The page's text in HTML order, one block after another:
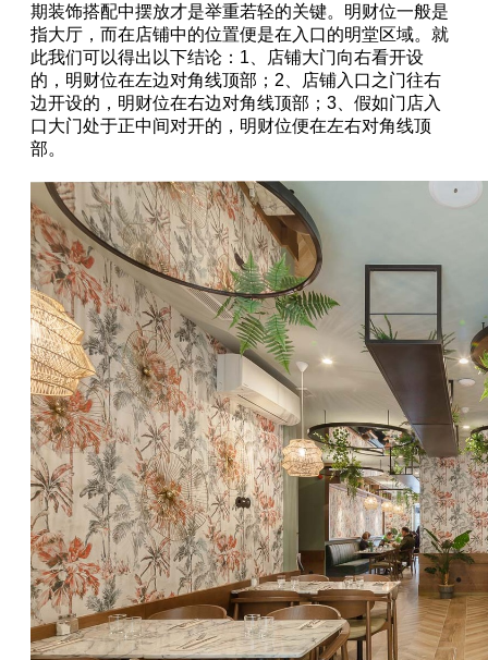
期装饰搭配中摆放才是举重若轻的关键。明财位一般是
指大厅，而在店铺中的位置便是在入口的明堂区域。就
此我们可以得出以下结论：1、店铺大门向右看开设
的，明财位在左边对角线顶部；2、店铺入口之门往右
边开设的，明财位在右边对角线顶部；3、假如门店入
口大门处于正中间对开的，明财位便在左右对角线顶
部。